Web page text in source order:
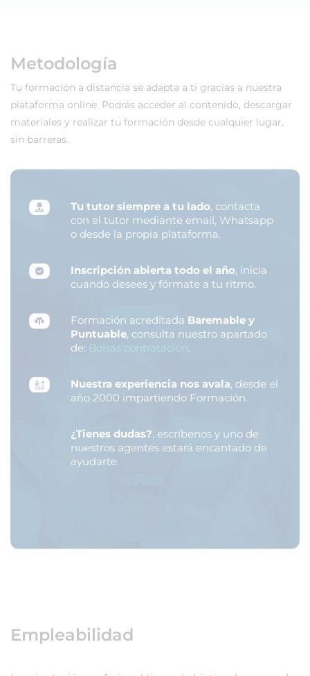
Metodología
Tu formación a distancia se adapta a ti gracias a nuestra
plataforma online. Podrás acceder al contenido, descargar
materiales y realizar tu formación desde cualquier lugar,
sin barreras.
Tu tutor siempre a tu lado, contacta
con el tutor mediante email, Whatsapp
o desde la propia plataforma.
Inscripción abierta todo el año, inicia
cuando desees y fórmate a tu ritmo.
Formación acreditada Baremable y
Puntuable, consulta nuestro apartado
de: Bolsas contratación.
Nuestra experiencia nos avala, desde el
año 2000 impartiendo Formación.
¿Tienes dudas?, escríbenos y uno de
nuestros agentes estará encantado de
ayudarte.
Empleabilidad